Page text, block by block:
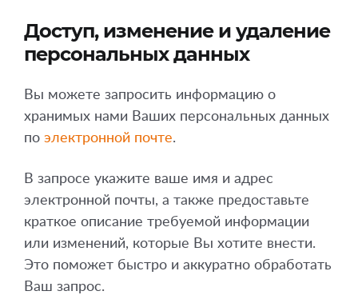
Доступ, изменение и удаление
персональных данных
Вы можете запросить информацию о
хранимых нами Ваших персональных данных
по электронной почте.
В запросе укажите ваше имя и адрес
электронной почты, а также предоставьте
краткое описание требуемой информации
или изменений, которые Вы хотите внести.
Это поможет быстро и аккуратно обработать
Ваш запрос.